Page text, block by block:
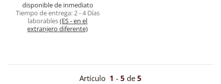
disponible de inmediato
Tiempo de entrega:2 - 4 Días
laborables(ES - en el
extranjero diferente)
Artículo 1 - 5 de 5